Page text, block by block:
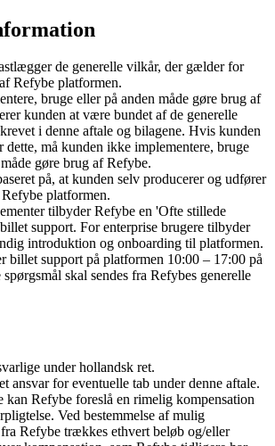
de generelle vilkår, der gælder for
Refybe platformen.
bruge eller på anden måde gøre brug af
kunden at være bundet af de generelle
i denne aftale og bilagene. Hvis kunden
dette, må kunden ikke implementere, bruge
gøre brug af Refybe.
på, at kunden selv producerer og udfører
platformen.
tilbyder Refybe en 'Ofte stillede
support. For enterprise brugere tilbyder
introduktion og onboarding til platformen.
billet support på platformen 10:00 – 17:00 på
skal sendes fra Refybes generelle
under hollandsk ret.
ansvar for eventuelle tab under denne aftale.
Refybe foreslå en rimelig kompensation
Ved bestemmelse af mulig
Refybe trækkes ethvert beløb og/eller